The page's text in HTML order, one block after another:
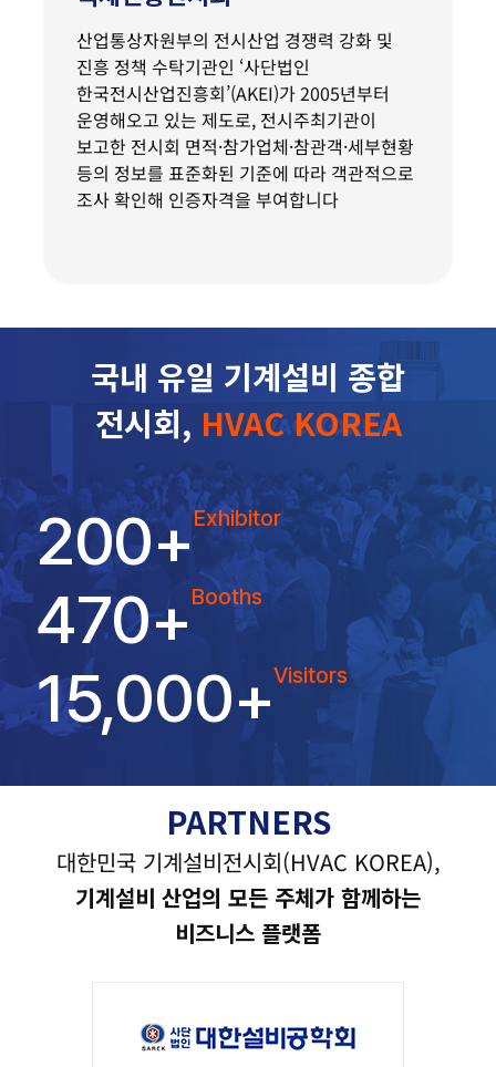
산업통상자원부의 전시산업 경쟁력 강화 및
진흥 정책 수탁기관인 ‘사단법인
한국전시산업진흥회’(AKEI)가 2005년부터
운영해오고 있는 제도로, 전시주최기관이
보고한 전시회 면적·참가업체·참관객·세부현황
등의 정보를 표준화된 기준에 따라 객관적으로
조사 확인해 인증자격을 부여합니다
국내 유일 기계설비 종합
전시회, HVAC KOREA
200+Exhibitor
470+ Booths
15,000+Visitors
PARTNERS
대한민국 기계설비전시회(HVAC KOREA),
기계설비 산업의 모든 주체가 함께하는
비즈니스 플랫폼